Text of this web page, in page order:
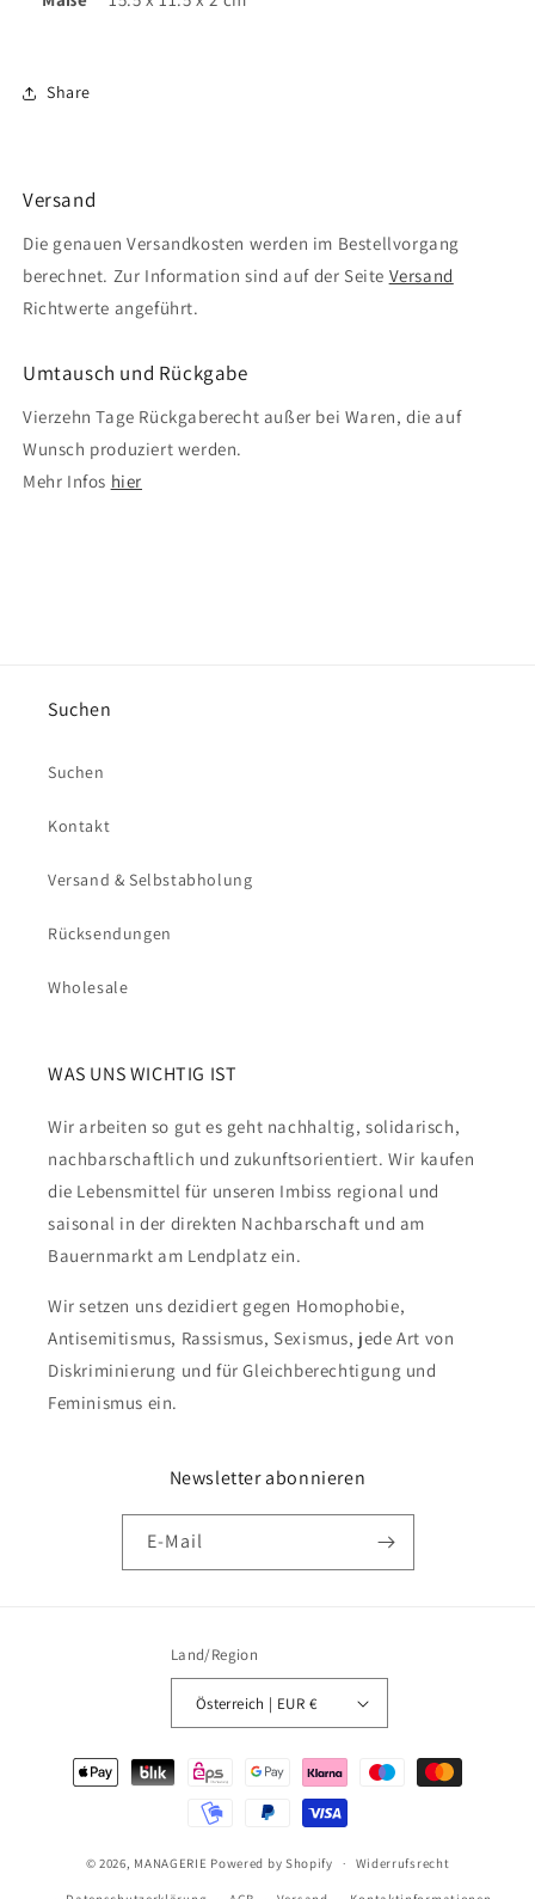
Share
Versand
Die genauen Versandkosten werden im Bestellvorgang
berechnet. Zur Information sind auf der Seite Versand
Richtwerte angeführt.
Umtausch und Rückgabe
Vierzehn Tage Rückgaberecht außer bei Waren, die auf
Wunsch produziert werden.
Mehr Infos hier
Suchen
Suchen
Kontakt
Versand & Selbstabholung
Rücksendungen
Wholesale
WAS UNS WICHTIG IST
Wir arbeiten so gut es geht nachhaltig, solidarisch,
nachbarschaftlich und zukunftsorientiert. Wir kaufen
die Lebensmittel für unseren Imbiss regional und
saisonal in der direkten Nachbarschaft und am
Bauernmarkt am Lendplatz ein.
Wir setzen uns dezidiert gegen Homophobie,
Antisemitismus, Rassismus, Sexismus, jede Art von
Diskriminierung und für Gleichberechtigung und
Feminismus ein.
Newsletter abonnieren
E-Mail
Land/Region
Österreich | EUR €
Zahlungsmethoden
© 2026, MANAGERIE Powered by Shopify Widerrufsrecht